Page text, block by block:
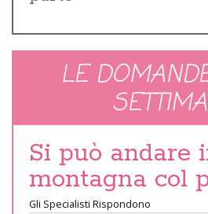
LE
Si può andare
montagna col
Gli Specialisti Rispondono